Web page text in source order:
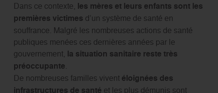
Dans ce contexte, les mères et leurs enfants sont les
premières victimes d’un système de santé en
souffrance. Malgré les nombreuses actions de santé
publiques menées ces dernières années par le
gouvernement, la situation sanitaire reste très
préoccupante.
De nombreuses familles vivent éloignées des
infrastructures de santé et les plus démunis sont